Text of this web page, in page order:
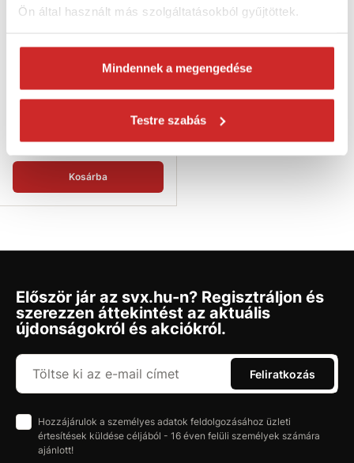
Ön által használt más szolgáltatásokból gyűjtöttek.
Mindennek a megengedése
Testre szabás
Méret (axb m): 3x5 m
Kosárba
Először jár az svx.hu-n? Regisztráljon és
szerezzen áttekintést az aktuális
újdonságokról és akciókról.
Feliratkozás
Hozzájárulok a személyes adatok feldolgozásához üzleti
értesítések küldése céljából - 16 éven felüli személyek számára
ajánlott!